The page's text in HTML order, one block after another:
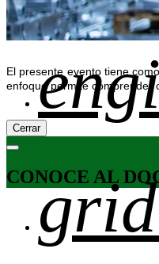
El presente evento tiene
enfoque permite comprender
Cerrar
CONOCE AL